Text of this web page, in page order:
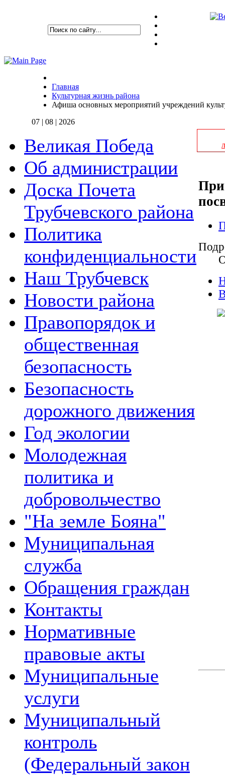
Главная
Культурная жизнь района
Афиша основных мероприятий учреждений
07 | 08 | 2026
Великая Победа
Об администрации
Доска Почета
Трубчевского района
Политика
конфиденциальности
Наш Трубчевск
Новости района
Правопорядок и
общественная
безопасность
Безопасность
дорожного движения
Год экологии
Молодежная
политика и
добровольчество
"На земле Бояна"
Муниципальная
служба
Обращения граждан
Контакты
Нормативные
правовые акты
Муниципальные
услуги
Муниципальный
контроль
(Федеральный закон